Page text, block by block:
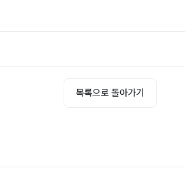
목록으로 돌아가기